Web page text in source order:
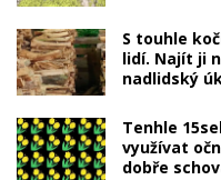
S touhle
lidí. Najít ji
nadlidský
Tenhle
využívat
dobře